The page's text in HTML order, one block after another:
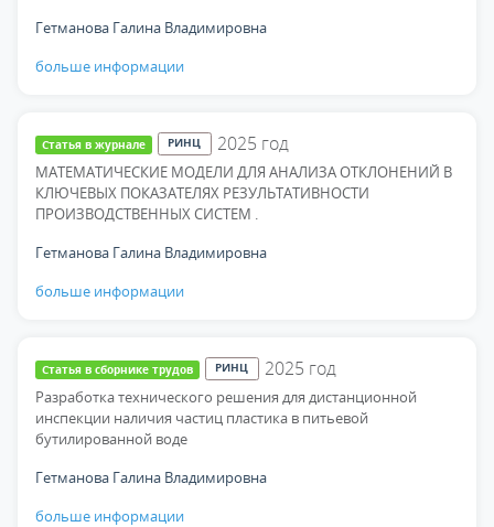
Гетманова Галина Владимировна
больше информации
МАТЕМАТИЧЕСКИЕ МОДЕЛИ ДЛЯ АНАЛИЗА ОТКЛОНЕНИЙ В
КЛЮЧЕВЫХ ПОКАЗАТЕЛЯХ РЕЗУЛЬТАТИВНОСТИ
ПРОИЗВОДСТВЕННЫХ СИСТЕМ .
Гетманова Галина Владимировна
больше информации
Статья в журнале РИНЦ 2025 год
Разработка технического решения для дистанционной
инспекции наличия частиц пластика в питьевой
бутилированной воде
Гетманова Галина Владимировна
больше информации
Статья в сборнике трудов РИНЦ 2025 год